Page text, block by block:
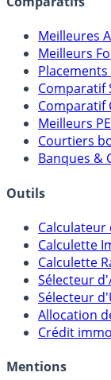
Meilleures
Meilleurs
Placements
Comparatif
Comparatif
Meilleurs
Courtiers
Banques &
Outils
Calculette
Calculette
Sélecteur
Sélecteur
Allocation
Crédit
Mentions